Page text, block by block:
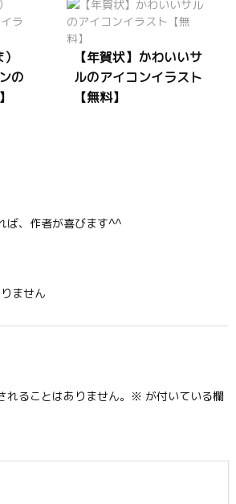
の
【年賀状】かわいいサ
ルのアイコンイラスト
【無料】
ば、作者が喜びます^^
ません
ることはありません。 ※ が付いている欄